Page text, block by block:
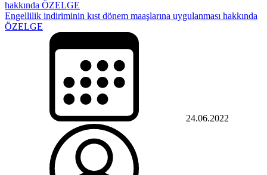
Engellilik indiriminin kıst dönem maaşlarına uygulanması hakkında
ÖZELGE
24.06.2022